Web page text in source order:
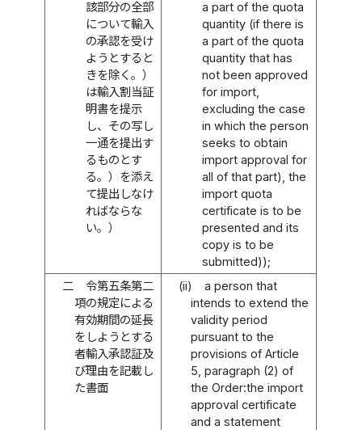
該部分の全部
について輸入
の承認を受け
ようとすると
きを除く。）
は輸入割当証
明書を提示
し、その写し
一通を提出す
るものとす
る。）を添え
て提出しなけ
ればならな
い。）
a part of the quota
quantity (if there is
a part of the quota
quantity that has
not been approved
for import,
excluding the case
in which the person
seeks to obtain
import approval for
all of that part), the
import quota
certificate is to be
presented and its
copy is to be
submitted));
二
令第五条第二
項の規定による
有効期間の延長
をしようとする
者輸入承認証及
び理由を記載し
た書面
(ii)
a person that
intends to extend the
validity period
pursuant to the
provisions of Article
5, paragraph (2) of
the Order:the import
approval certificate
and a statement